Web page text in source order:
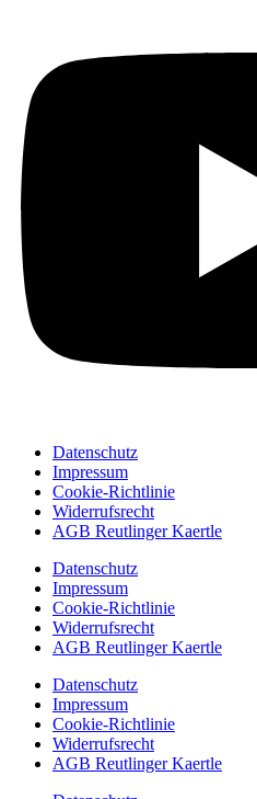
Datenschutz
Impressum
Cookie-Richtlinie
Widerrufsrecht
AGB Reutlinger Kaertle
Datenschutz
Impressum
Cookie-Richtlinie
Widerrufsrecht
AGB Reutlinger Kaertle
Datenschutz
Impressum
Cookie-Richtlinie
Widerrufsrecht
AGB Reutlinger Kaertle